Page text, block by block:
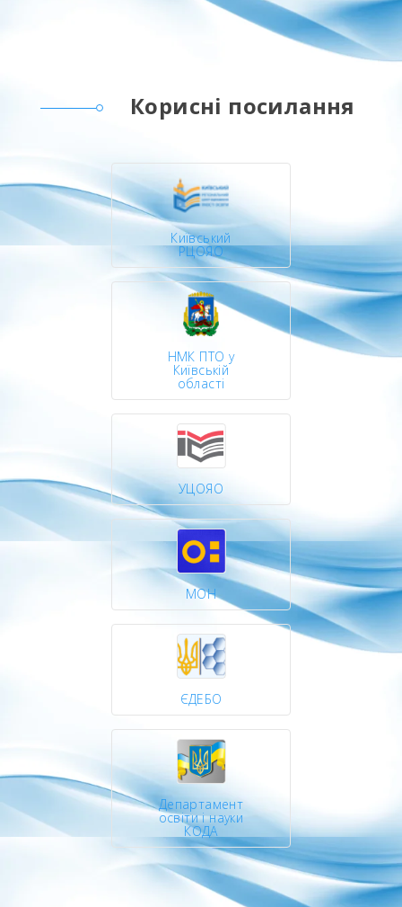
Корисні посилання
Київський
РЦОЯО
НМК ПТО у
Київській
області
УЦОЯО
МОН
ЄДЕБО
Департамент
освіти і науки
КОДА